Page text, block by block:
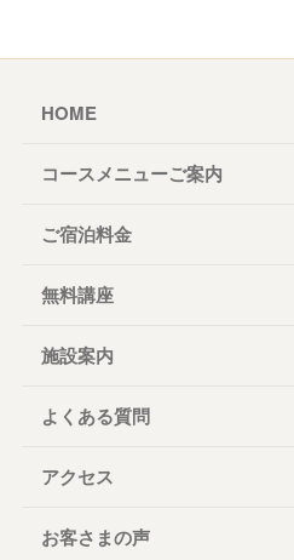
HOME
コースメニューご案内
ご宿泊料金
無料講座
施設案内
よくある質問
アクセス
お客さまの声